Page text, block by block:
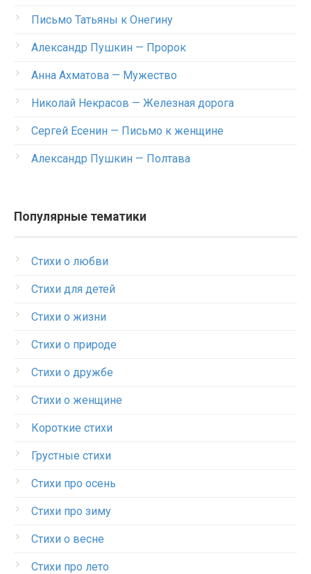
Письмо Татьяны к Онегину
Александр Пушкин — Пророк
Анна Ахматова — Мужество
Николай Некрасов — Железная дорога
Сергей Есенин — Письмо к женщине
Александр Пушкин — Полтава
Популярные тематики
Стихи о любви
Стихи для детей
Стихи о жизни
Стихи о природе
Стихи о дружбе
Стихи о женщине
Короткие стихи
Грустные стихи
Стихи про осень
Стихи про зиму
Стихи о весне
Стихи про лето